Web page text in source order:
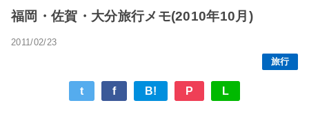
福岡・佐賀・大分旅行メモ(2010年10月)
2011/02/23
旅行
t f B! P L